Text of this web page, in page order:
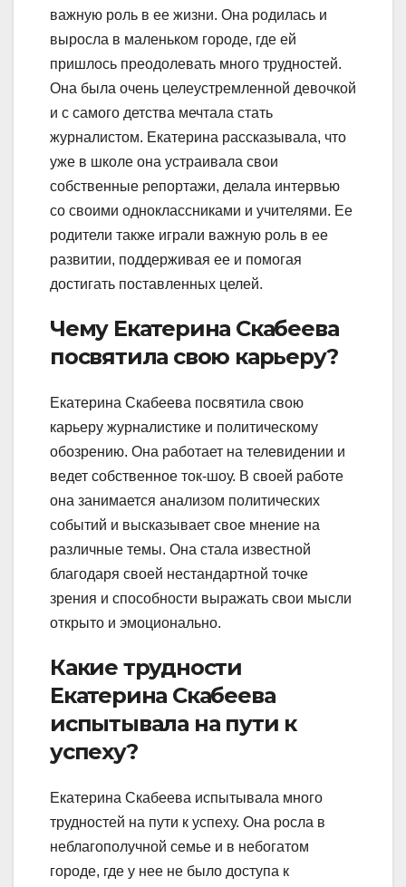
важную роль в ее жизни. Она родилась и
выросла в маленьком городе, где ей
пришлось преодолевать много трудностей.
Она была очень целеустремленной девочкой
и с самого детства мечтала стать
журналистом. Екатерина рассказывала, что
уже в школе она устраивала свои
собственные репортажи, делала интервью
со своими одноклассниками и учителями. Ее
родители также играли важную роль в ее
развитии, поддерживая ее и помогая
достигать поставленных целей.
Чему Екатерина Скабеева
посвятила свою карьеру?
Екатерина Скабеева посвятила свою
карьеру журналистике и политическому
обозрению. Она работает на телевидении и
ведет собственное ток-шоу. В своей работе
она занимается анализом политических
событий и высказывает свое мнение на
различные темы. Она стала известной
благодаря своей нестандартной точке
зрения и способности выражать свои мысли
открыто и эмоционально.
Какие трудности
Екатерина Скабеева
испытывала на пути к
успеху?
Екатерина Скабеева испытывала много
трудностей на пути к успеху. Она росла в
неблагополучной семье и в небогатом
городе, где у нее не было доступа к